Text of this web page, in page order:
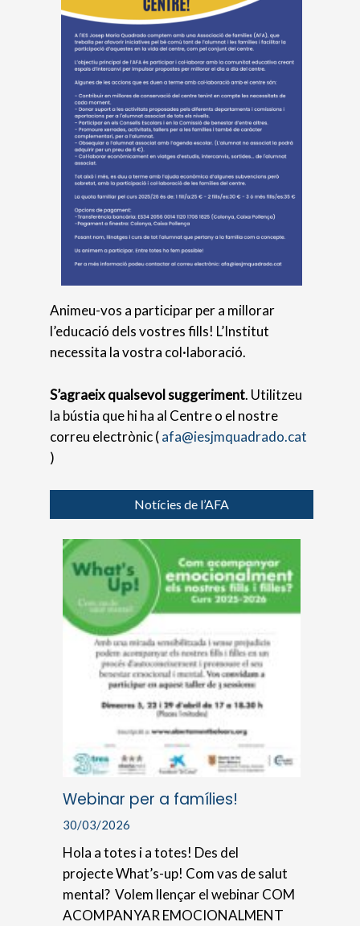
Animeu-vos a participar per a millorar
l’educació dels vostres fills! L’Institut
necessita la vostra col·laboració.
S’agraeix qualsevol suggeriment. Utilitzeu
la bústia que hi ha al Centre o el nostre
correu electrònic (afa@iesjmquadrado.cat
)
Notícies de l’AFA
Webinar per a famílies!
30/03/2026
Hola a totes i a totes! Des del
projecte What’s-up! Com vas de salut
mental? Volem llençar el webinar COM
ACOMPANYAR EMOCIONALMENT